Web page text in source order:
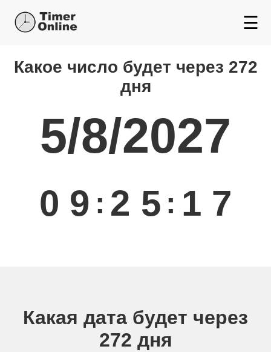
☰
Какой день будет через
Какое число будет через 272
дня
5/8/2027
0 9 : 2 5 : 1 7
Какая дата будет через
272 дня